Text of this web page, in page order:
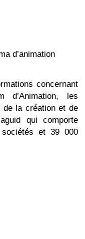
d’animation
concernant
d’Animation, les
de la création et de
qui comporte
et 39 000